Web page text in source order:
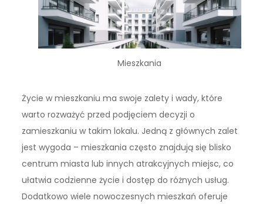
Mieszkania
Życie w mieszkaniu ma swoje zalety i wady, które
warto rozważyć przed podjęciem decyzji o
zamieszkaniu w takim lokalu. Jedną z głównych zalet
jest wygoda – mieszkania często znajdują się blisko
centrum miasta lub innych atrakcyjnych miejsc, co
ułatwia codzienne życie i dostęp do różnych usług.
Dodatkowo wiele nowoczesnych mieszkań oferuje